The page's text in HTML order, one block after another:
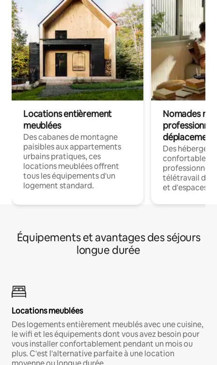
Locations entièrement
meublées
Des cabanes de montagne
paisibles aux appartements
urbains pratiques, ces
locations meublées offrent
tous les équipements d'un
logement standard.
Nomades
déplacement
Des
confortables
professionnels
télétravail
et d'espaces
Équipements et avantages des séjours
longue durée
Locations meublées
Des logements entièrement meublés avec une cuisine,
le wifi et les équipements dont vous avez besoin pour
vous installer confortablement pendant un mois ou
plus. C'est l'alternative parfaite à une location